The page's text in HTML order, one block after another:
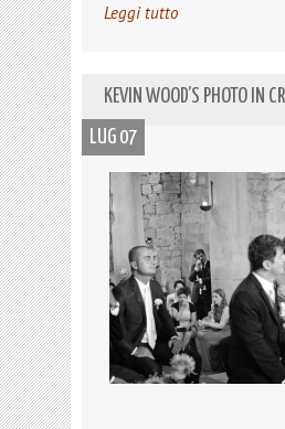
Leggi tutto
KEVIN WOOD’S PHOTO IN
LUG 07